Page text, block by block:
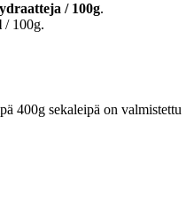
/ 100g.
/ 100g.
400g sekaleipä on valmistettu